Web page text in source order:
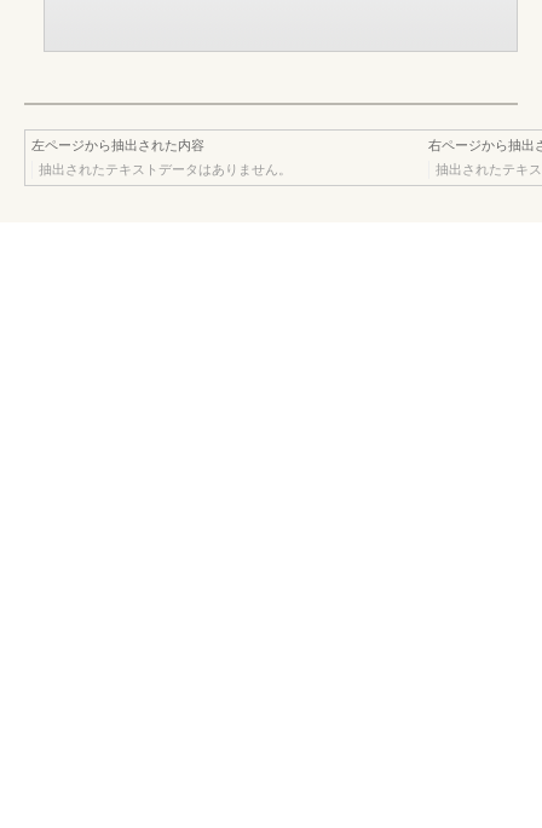
左ページから抽出された内容
抽出されたテキストデータはありません。
右ページから抽出
抽出されたテキ